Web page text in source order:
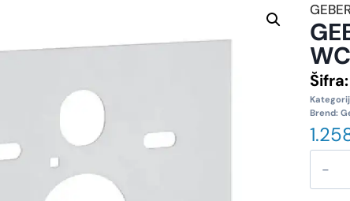
Šifra:
Brend: